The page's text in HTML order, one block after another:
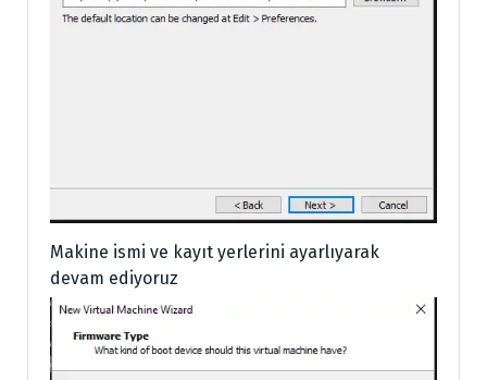
Makine ismi ve kayıt yerlerini ayarlıyarak
devam ediyoruz